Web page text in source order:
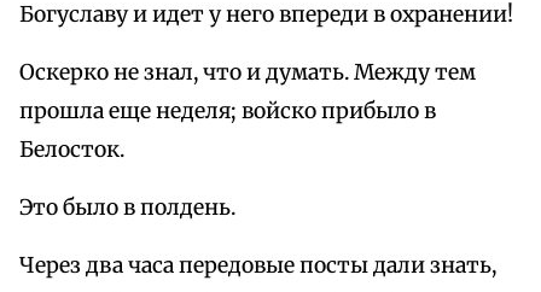
Богуславу и идет у него впереди в охранении!
Оскерко не знал, что и думать. Между тем
прошла еще неделя; войско прибыло в
Белосток.
Это было в полдень.
Через два часа передовые посты дали знать,